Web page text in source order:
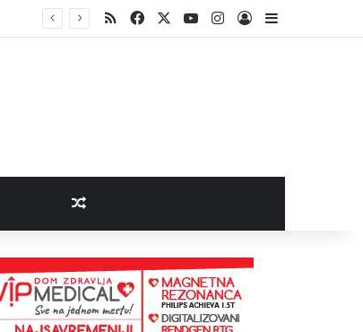
RSSFacebookYouTubeInstagram
Log InSidebar
Random Article